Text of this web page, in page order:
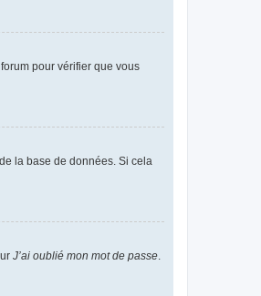
pour vérifier que vous
la base de données. Si cela
J’ai oublié mon mot de passe